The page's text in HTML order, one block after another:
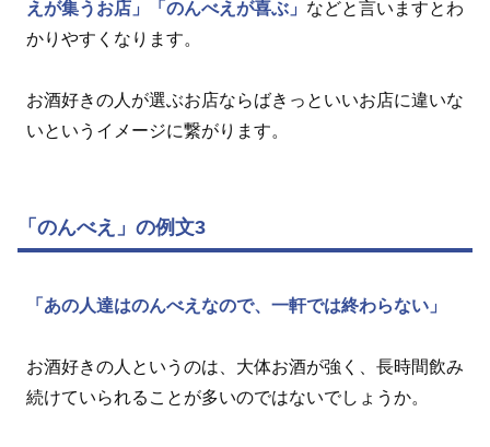
えが集うお店」 「のんべえが喜ぶ」 などと言いますとわ
かりやすくなります。
お酒好きの人が選ぶお店ならばきっといいお店に違いな
いというイメージに繋がります。
「のんべえ」の例文3
「あの人達はのんべえなので、一軒では終わらない」
お酒好きの人というのは、大体お酒が強く、長時間飲み
続けていられることが多いのではないでしょうか。